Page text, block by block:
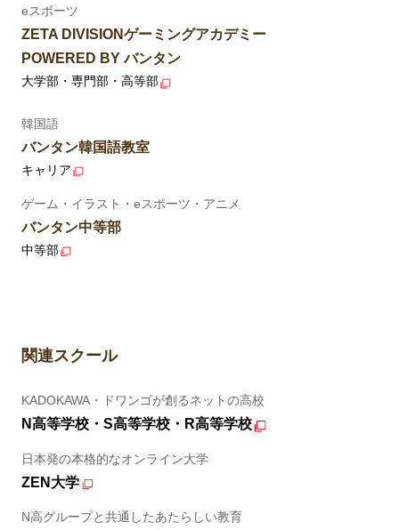
eスポーツ
ZETA DIVISIONゲーミングアカデミー
POWERED BY バンタン
大学部・専門部・高等部
韓国語
バンタン韓国語教室
キャリア
ゲーム・イラスト・eスポーツ・アニメ
バンタン中等部
中等部
関連スクール
KADOKAWA・ドワンゴが創るネットの高校
N高等学校・S高等学校・R高等学校
日本発の本格的なオンライン大学
ZEN大学
N高グループと共通したあたらしい教育